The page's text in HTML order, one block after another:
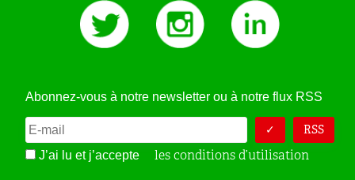
Abonnez-vous à notre newsletter ou à notre flux RSS
RSS
J’ai lu et j’accepte les conditions d’utilisation